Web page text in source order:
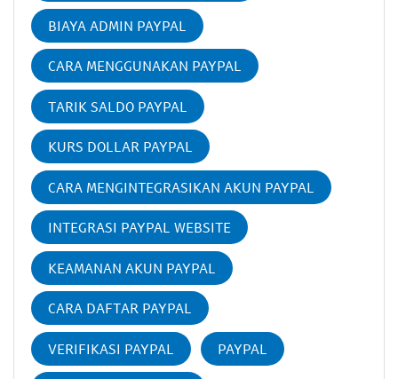
BIAYA ADMIN PAYPAL
CARA MENGGUNAKAN PAYPAL
TARIK SALDO PAYPAL
KURS DOLLAR PAYPAL
CARA MENGINTEGRASIKAN AKUN PAYPAL
INTEGRASI PAYPAL WEBSITE
KEAMANAN AKUN PAYPAL
CARA DAFTAR PAYPAL
VERIFIKASI PAYPAL PAYPAL